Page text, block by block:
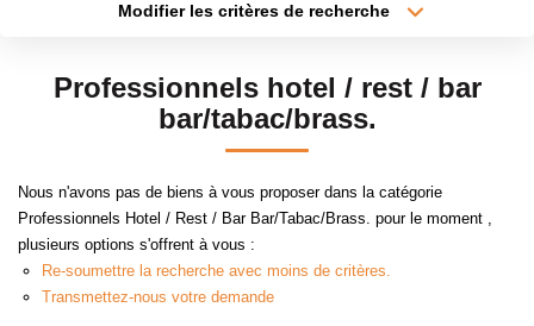
NOTRE AGENCE
CONTACT
Modifier les critères de recherche
Type de bien
Surface min
Créer une alerte
Professionnels hotel / rest / bar
bar/tabac/brass.
Nous n'avons pas de biens à vous proposer dans la catégorie
Professionnels Hotel / Rest / Bar Bar/Tabac/Brass. pour le moment ,
plusieurs options s'offrent à vous :
Re-soumettre la recherche avec moins de critères.
Transmettez-nous votre demande